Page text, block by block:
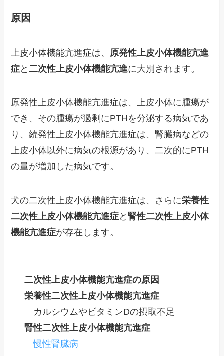
原因
上皮小体機能亢進症は、 原発性上皮小体機能亢進
症と二次性上皮小体機能亢進に大別されます。
原発性上皮小体機能亢進症は、上皮小体に腫瘍が
でき、その腫瘍が過剰にPTHを分泌する病気であ
り、続発性上皮小体機能亢進症は、腎臓病などの
上皮小体以外に病気の根源があり、二次的にPTH
の量が増加した病気です。
犬の二次性上皮小体機能亢進症は、さらに栄養性
二次性上皮小体機能亢進症と腎性二次性上皮小体
機能亢進症が存在します。
二次性上皮小体機能亢進症の原因
栄養性二次性上皮小体機能亢進症
カルシウムやビタミンDの摂取不足
腎性二次性上皮小体機能亢進症
慢性腎臓病